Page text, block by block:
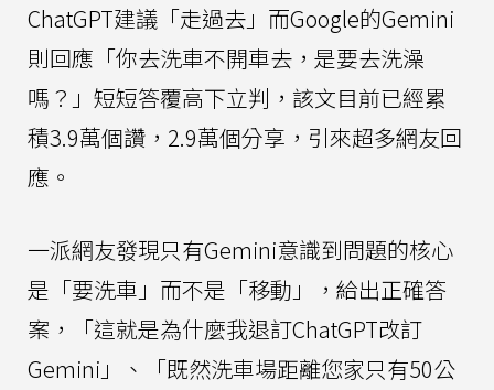
ChatGPT建議「走過去」而Google的Gemini
則回應「你去洗車不開車去，是要去洗澡
嗎？」短短答覆高下立判，該文目前已經累
積3.9萬個讚，2.9萬個分享，引來超多網友回
應。
一派網友發現只有Gemini意識到問題的核心
是「要洗車」而不是「移動」，給出正確答
案，「這就是為什麼我退訂ChatGPT改訂
Gemini」、「既然洗車場距離您家只有50公